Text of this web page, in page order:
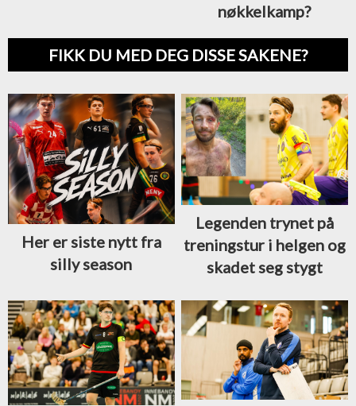
nøkkelkamp?
FIKK DU MED DEG DISSE SAKENE?
Her er siste nytt fra
silly season
Legenden trynet på
treningstur i helgen og
skadet seg stygt